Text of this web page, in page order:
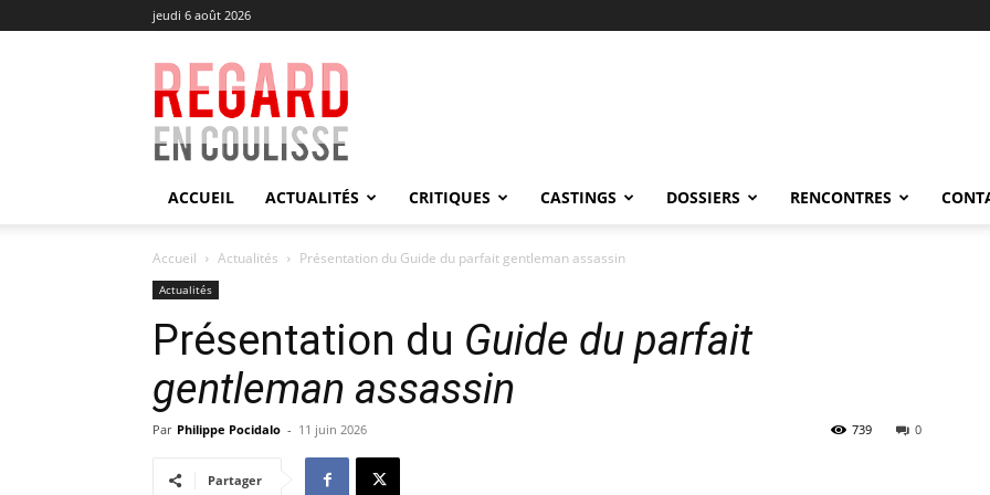
jeudi 6 août 2026
Regard
en
Coulisse
ACCUEIL ACTUALITÉS CRITIQUES CASTINGS DOSSIERS RENCONTRES
Accueil Actualités Présentation du Guide du parfait gentleman assassin
Actualités
Présentation du Guide du parfait
gentleman assassin
Par Philippe Pocidalo - 11 juin 2026 0
739
Partager